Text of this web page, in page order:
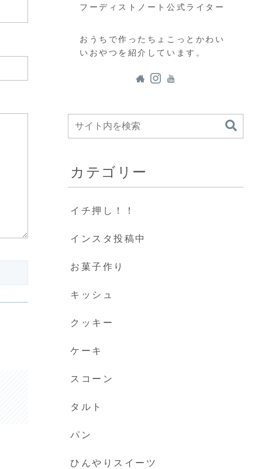
フーディストノート公式ライター
おうちで作ったちょこっとかわい
いおやつを紹介しています。
カテゴリー
イチ押し！！
インスタ投稿中
お菓子作り
キッシュ
クッキー
ケーキ
スコーン
タルト
パン
ひんやりスイーツ